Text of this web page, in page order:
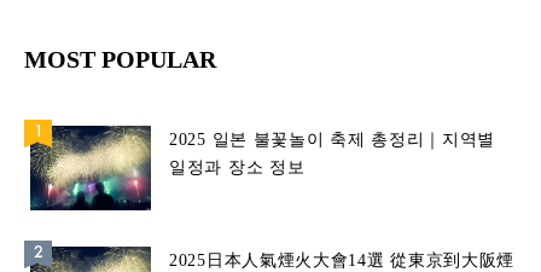
MOST POPULAR
2025 일본 불꽃놀이 축제 총정리｜지역별
일정과 장소 정보
2025日本人氣煙火大會14選 從東京到大阪煙